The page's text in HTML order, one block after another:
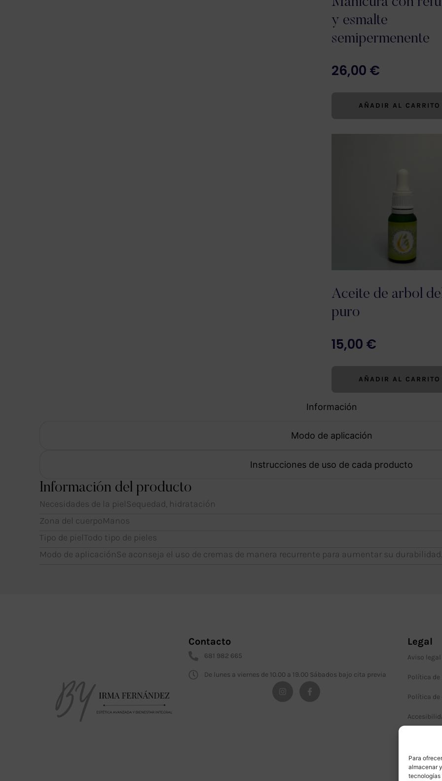
Para
almacenar
tecnologías
y esmalte
semipermenente
26,00 €
AÑADIR AL CARRITO
Aceite de arbol
puro
15,00 €
AÑADIR AL CARRITO
Información
Modo de aplicación
Instrucciones de uso de cada producto
Información del producto
Necesidades de la pielSequedad, hidratación
Zona del cuerpoManos
Tipo de pielTodo tipo de pieles
Modo de aplicaciónSe aconseja el uso de cremas de manera recurrente para aumentar su durabilidad.
Contacto
681 982 665
De lunes a viernes de 10.00 a 19.00 Sábados bajo cita previa
Legal
Aviso legal
Política
Política de